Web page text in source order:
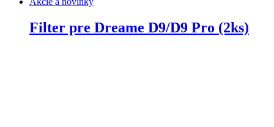
Filter pre Dreame D9/D9 Pro (2ks)